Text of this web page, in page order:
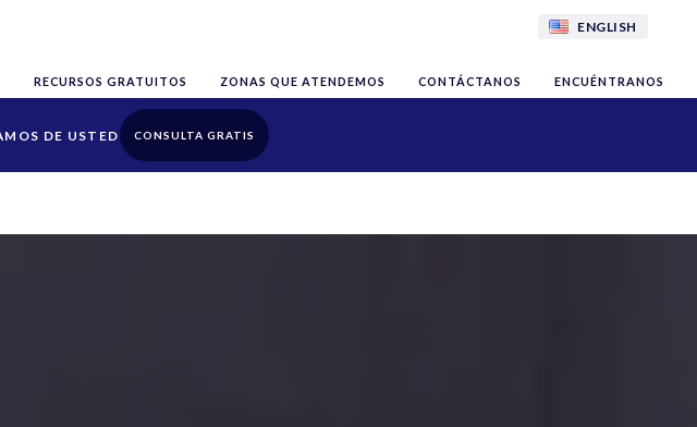
ENGLISH
RECURSOS GRATUITOS ZONAS QUE ATENDEMOS CONTÁCTANOS ENCUÉNTRANOS
CONSULTA GRATIS